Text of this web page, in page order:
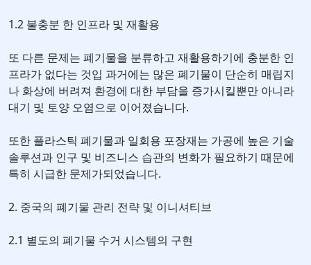
1.2 불충분 한 인프라 및 재활용
또 다른 문제는 폐기물을 분류하고 재활용하기에 충분한 인
프라가 없다는 것입 과거에는 많은 폐기물이 단순히 매립지
나 화상에 버려져 환경에 대한 부담을 증가시킬뿐만 아니라
대기 및 토양 오염으로 이어졌습니다.
또한 플라스틱 폐기물과 일회용 포장재는 가공에 높은 기술
솔루션과 인구 및 비즈니스 습관의 변화가 필요하기 때문에
특히 시급한 문제가되었습니다.
2. 중국의 폐기물 관리 전략 및 이니셔티브
2.1 별도의 폐기물 수거 시스템의 구현